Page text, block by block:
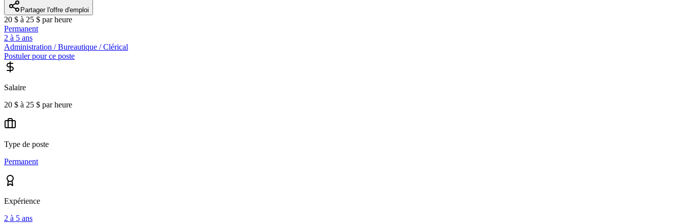
Partager l'offre d'emploi
20 $ à 25 $ par heure
Permanent
2 à 5 ans
Administration / Bureautique / Clérical
Postuler pour ce poste
Salaire
20 $ à 25 $ par heure
Type de poste
Permanent
Expérience
2 à 5 ans